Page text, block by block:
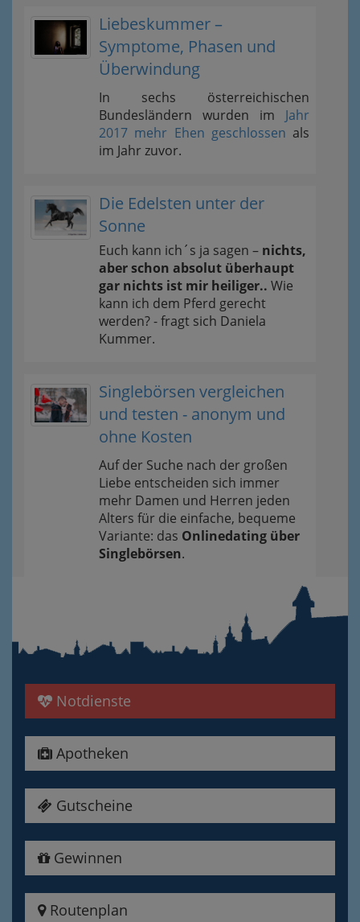
Liebeskummer –
Symptome, Phasen und
Überwindung
In sechs österreichischen
Bundesländern wurden im Jahr
2017 mehr Ehen geschlossen als
im Jahr zuvor.
Die Edelsten unter der
Sonne
Euch kann ich´s ja sagen – nichts,
aber schon absolut überhaupt
gar nichts ist mir heiliger.. Wie
kann ich dem Pferd gerecht
werden? - fragt sich Daniela
Kummer.
Singlebörsen vergleichen
und testen - anonym und
ohne Kosten
Auf der Suche nach der großen
Liebe entscheiden sich immer
mehr Damen und Herren jeden
Alters für die einfache, bequeme
Variante: das Onlinedating über
Singlebörsen.
Notdienste
Apotheken
Gutscheine
Gewinnen
Routenplan